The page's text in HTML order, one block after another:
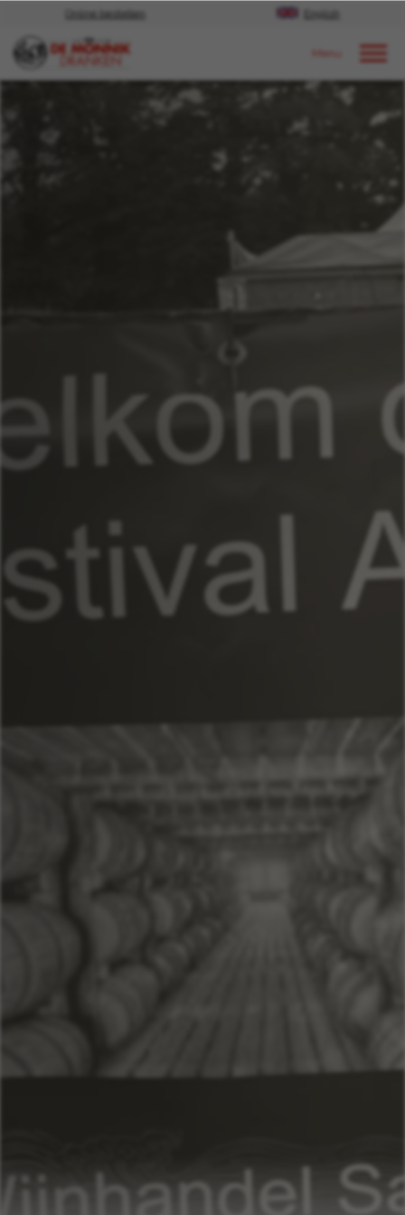
Online bestellen English